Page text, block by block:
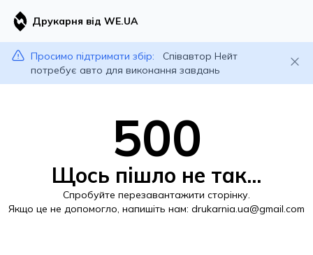
Друкарня від WE.UA
Просимо підтримати збір:
Співавтор Нейт
потребує авто для виконання завдань
500
Щось пішло не так...
Спробуйте перезавантажити сторінку.
Якщо це не допомогло, напишіть нам: drukarnia.ua@gmail.com